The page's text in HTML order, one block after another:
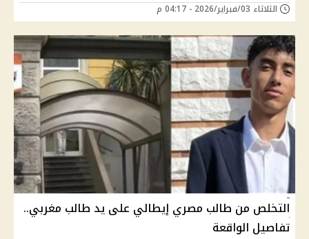
الثلاثاء 03/فبراير/2026 - 04:17 م
التخلص من طالب مصري إيطالي على يد طالب مغربي..
تفاصيل الواقعة